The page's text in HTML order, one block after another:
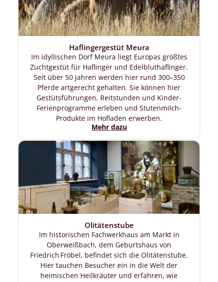
Haflingergestüt Meura
Im idyllischen Dorf Meura liegt Europas größtes
Zuchtgestüt für Haflinger und Edelbluthaflinger.
Seit über 50 Jahren werden hier rund 300–350
Pferde artgerecht gehalten. Sie können hier
Gestütsführungen, Reitstunden und Kinder-
Ferienprogramme erleben und Stutenmilch-
Produkte im Hofladen erwerben.
Mehr dazu
Olitätenstube
Im historischen Fachwerkhaus am Markt in
Oberweißbach, dem Geburtshaus von
Friedrich Fröbel, befindet sich die Olitätenstube.
Hier tauchen Besucher ein in die Welt der
heimischen Heilkräuter und erfahren, wie